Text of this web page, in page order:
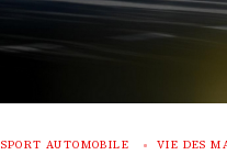
SPORT AUTOMOBILE VIE DES